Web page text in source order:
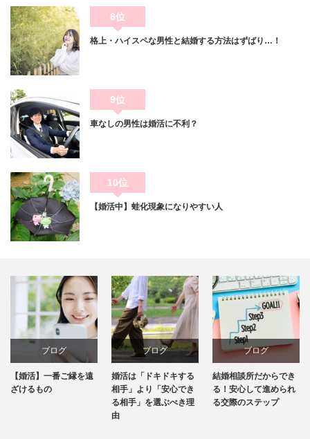
8位
格上・ハイスペな男性と結婚する方法はずばり…！
9位
車なしの男性は婚活に不利？
10位
【婚活中】蛙化現象になりやすい人
ブログ
婚活は「ドキドキする
相手」より「安心でき
ブログ
結婚相談所だからでき
る！安心して進められ
る交際のステップ
ブログ
お見合いで結婚後の話
はどこまでしたらいい
のでしょうか？